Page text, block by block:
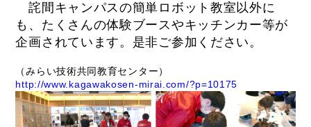
詫間キャンパスの簡単ロボット教室以外に
も、たくさんの体験ブースやキッチンカー等が
企画されています。是非ご参加ください。
（みらい技術共同教育センター）
http://www.kagawakosen-mirai.com/?p=10175